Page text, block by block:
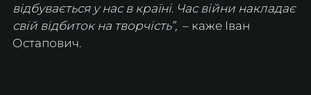
відбувається у нас в країні. Час війни накладає
свій відбиток на творчість”, – каже Іван
Остапович.